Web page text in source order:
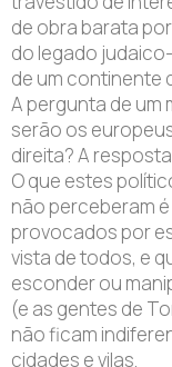
de obra barata
do legado
de um continente
A pergunta de um
serão os
direita? A
O que estes
não perceberam
provocados por
vista de todos, e
esconder ou
(e as gentes de
não ficam
cidades e vilas.